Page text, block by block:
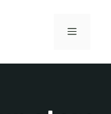
MENU